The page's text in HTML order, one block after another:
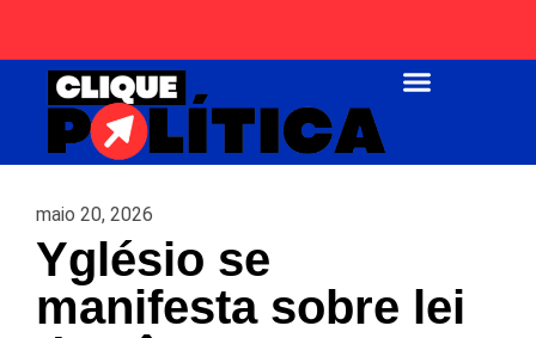
maio 20, 2026
Yglésio se
manifesta sobre lei